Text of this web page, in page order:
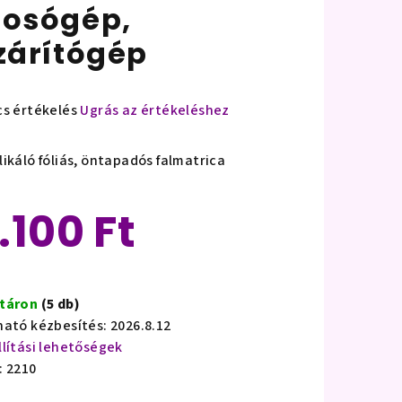
értékelésUgrás az értékeléshez
fóliás, öntapadós falmatrica
Ft
(5 db)
kézbesítés: 2026.8.12
lehetőségek
2210